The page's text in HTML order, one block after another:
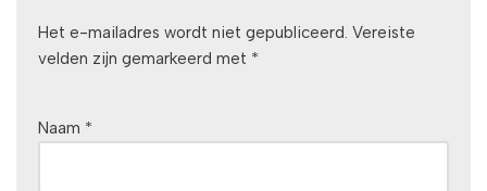
Het e-mailadres wordt niet gepubliceerd. Vereiste
velden zijn gemarkeerd met *
Naam *